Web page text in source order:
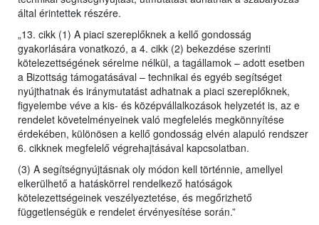
által érintettek részére.
„13. cikk (1) A piaci szereplőknek a kellő gondosság
gyakorlására vonatkozó, a 4. cikk (2) bekezdése szerinti
kötelezettségének sérelme nélkül, a tagállamok – adott esetben
a Bizottság támogatásával – technikai és egyéb segítséget
nyújthatnak és iránymutatást adhatnak a piaci szereplőknek,
figyelembe véve a kis- és középvállalkozások helyzetét is, az e
rendelet követelményeinek való megfelelés megkönnyítése
érdekében, különösen a kellő gondosság elvén alapuló rendszer
6. cikknek megfelelő végrehajtásával kapcsolatban.
(3) A segítségnyújtásnak oly módon kell történnie, amellyel
elkerülhető a hatáskörrel rendelkező hatóságok
kötelezettségeinek veszélyeztetése, és megőrizhető
függetlenségük e rendelet érvényesítése során.”